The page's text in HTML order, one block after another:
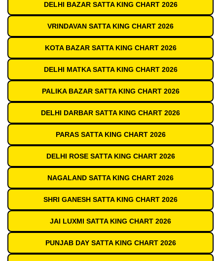
DELHI BAZAR SATTA KING CHART 2026
VRINDAVAN SATTA KING CHART 2026
KOTA BAZAR SATTA KING CHART 2026
DELHI MATKA SATTA KING CHART 2026
PALIKA BAZAR SATTA KING CHART 2026
DELHI DARBAR SATTA KING CHART 2026
PARAS SATTA KING CHART 2026
DELHI ROSE SATTA KING CHART 2026
NAGALAND SATTA KING CHART 2026
SHRI GANESH SATTA KING CHART 2026
JAI LUXMI SATTA KING CHART 2026
PUNJAB DAY SATTA KING CHART 2026